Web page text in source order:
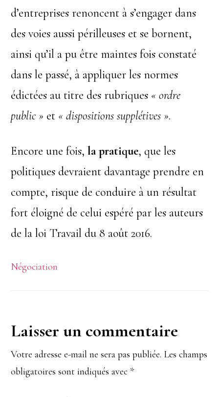
d’entreprises renoncent à s’engager dans
des voies aussi périlleuses et se bornent,
ainsi qu’il a pu être maintes fois constaté
dans le passé, à appliquer les normes
édictées au titre des rubriques « ordre
public » et « dispositions supplétives ».
Encore une fois,la pratique, que les
politiques devraient davantage prendre en
compte, risque de conduire à un résultat
fort éloigné de celui espéré par les auteurs
de la loi Travail du 8 août 2016.
Négociation
Interactions
du
lecteur
Laisser un commentaire
Votre adresse e-mail ne sera pas publiée. Les champs
obligatoires sont indiqués avec *